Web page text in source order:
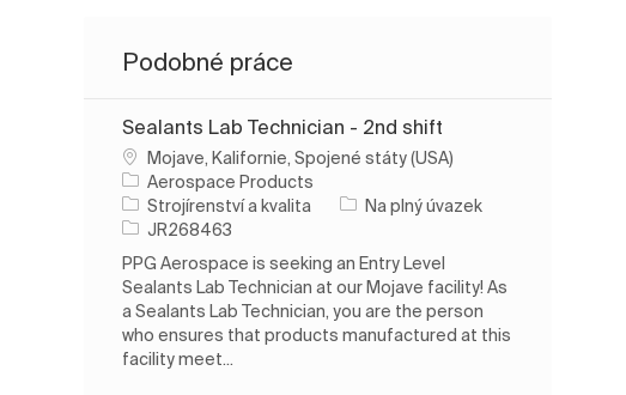
Podobné práce
Sealants Lab Technician - 2nd shift
Umístění
Mojave, Kalifornie, Spojené státy (USA)
Aerospace Products
Kategorie
Strojírenství a kvalita Typ úlohy
Na plný úvazek
ID úlohy
JR268463
PPG Aerospace is seeking an Entry Level
Sealants Lab Technician at our Mojave facility! As
a Sealants Lab Technician, you are the person
who ensures that products manufactured at this
facility meet...